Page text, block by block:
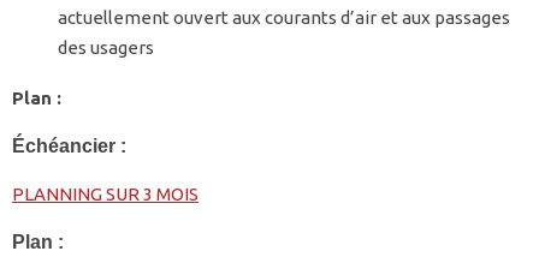
actuellement ouvert aux courants d’air et aux passages
des usagers
Plan :
Échéancier :
PLANNING SUR 3 MOIS
Plan :